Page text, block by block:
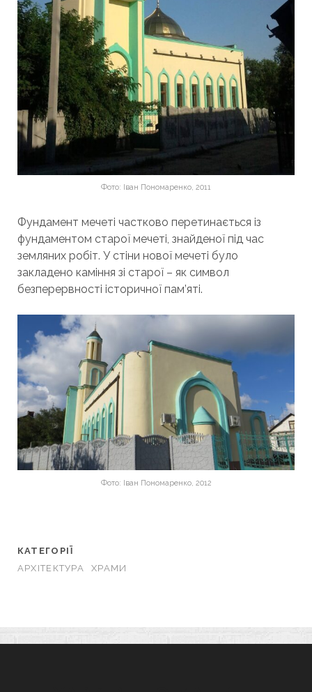
Фото: Іван Пономаренко, 2011
Фундамент мечеті частково перетинається із
фундаментом старої мечеті, знайденої під час
земляних робіт. У стіни нової мечеті було
закладено каміння зі старої – як символ
безперервності історичної пам’яті.
Фото: Іван Пономаренко, 2012
КАТЕГОРІЇ
АРХІТЕКТУРА
ХРАМИ